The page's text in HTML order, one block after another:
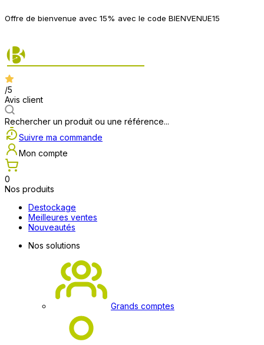
Offre de bienvenue avec 15% avec le code BIENVENUE15
/5
Avis client
Rechercher un produit ou une référence...
Suivre ma commande
Mon compte
0
Nos produits
Destockage
Meilleures ventes
Nouveautés
Nos solutions
Grands comptes